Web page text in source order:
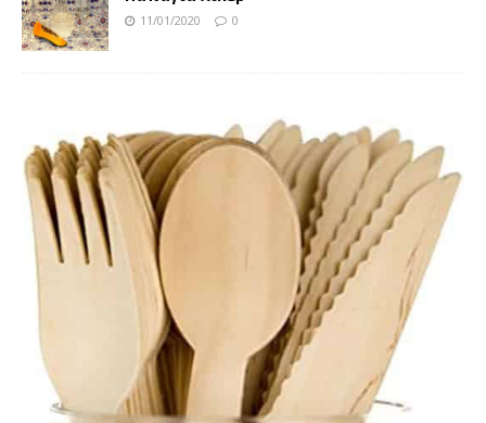
11/01/2020 0